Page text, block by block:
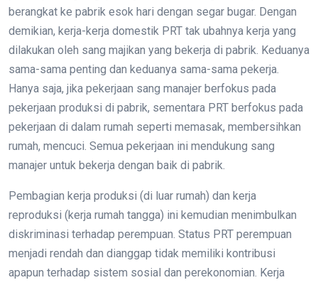
berangkat ke pabrik esok hari dengan segar bugar. Dengan
demikian, kerja-kerja domestik PRT tak ubahnya kerja yang
dilakukan oleh sang majikan yang bekerja di pabrik. Keduanya
sama-sama penting dan keduanya sama-sama pekerja.
Hanya saja, jika pekerjaan sang manajer berfokus pada
pekerjaan produksi di pabrik, sementara PRT berfokus pada
pekerjaan di dalam rumah seperti memasak, membersihkan
rumah, mencuci. Semua pekerjaan ini mendukung sang
manajer untuk bekerja dengan baik di pabrik.
Pembagian kerja produksi (di luar rumah) dan kerja
reproduksi (kerja rumah tangga) ini kemudian menimbulkan
diskriminasi terhadap perempuan. Status PRT perempuan
menjadi rendah dan dianggap tidak memiliki kontribusi
apapun terhadap sistem sosial dan perekonomian. Kerja